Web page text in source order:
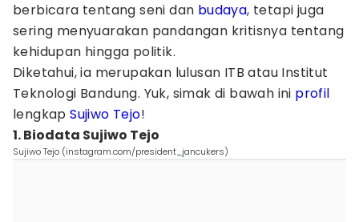
berbicara tentang seni dan budaya, tetapi juga
sering menyuarakan pandangan kritisnya tentang
kehidupan hingga politik.
Diketahui, ia merupakan lulusan ITB atau Institut
Teknologi Bandung. Yuk, simak di bawah ini profil
lengkapSujiwo Tejo!
1. Biodata Sujiwo Tejo
Sujiwo Tejo (instagram.com/president_jancukers)